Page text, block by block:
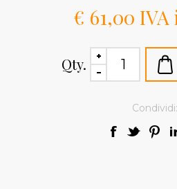
€ 61,00
Qty.
Condividi: